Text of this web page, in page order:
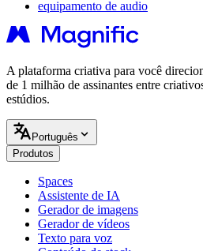
equipamento de audio
A plataforma criativa para você
de 1 milhão de assinantes entre
estúdios.
Português
Produtos
Spaces
Assistente de IA
Gerador de imagens
Gerador de vídeos
Texto para voz